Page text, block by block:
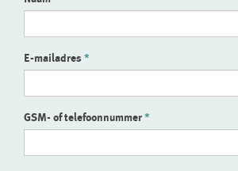
E-mailadres
GSM- of telefoonnummer